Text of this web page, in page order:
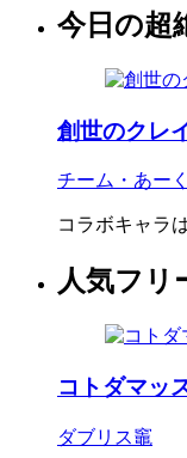
今日の超
創世のクレ
チーム・あーく
コラボキャラ
人気フリ
コトダマッ
ダブリス竈